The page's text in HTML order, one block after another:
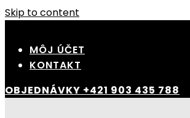
Skip to content
MÔJ ÚČET
KONTAKT
OBJEDNÁVKY +421 903 435 788